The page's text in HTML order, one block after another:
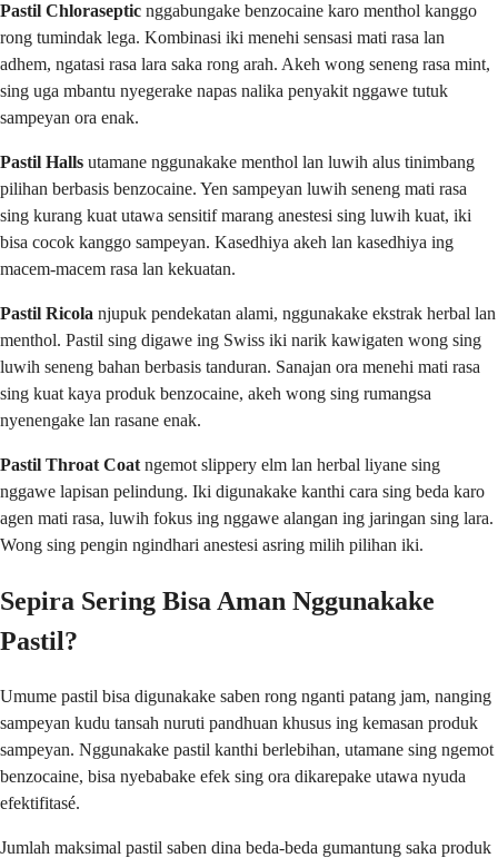
Pastil Chloraseptic nggabungake benzocaine karo menthol kanggo
rong tumindak lega. Kombinasi iki menehi sensasi mati rasa lan
adhem, ngatasi rasa lara saka rong arah. Akeh wong seneng rasa mint,
sing uga mbantu nyegerake napas nalika penyakit nggawe tutuk
sampeyan ora enak.
Pastil Halls utamane nggunakake menthol lan luwih alus tinimbang
pilihan berbasis benzocaine. Yen sampeyan luwih seneng mati rasa
sing kurang kuat utawa sensitif marang anestesi sing luwih kuat, iki
bisa cocok kanggo sampeyan. Kasedhiya akeh lan kasedhiya ing
macem-macem rasa lan kekuatan.
Pastil Ricola njupuk pendekatan alami, nggunakake ekstrak herbal lan
menthol. Pastil sing digawe ing Swiss iki narik kawigaten wong sing
luwih seneng bahan berbasis tanduran. Sanajan ora menehi mati rasa
sing kuat kaya produk benzocaine, akeh wong sing rumangsa
nyenengake lan rasane enak.
Pastil Throat Coat ngemot slippery elm lan herbal liyane sing
nggawe lapisan pelindung. Iki digunakake kanthi cara sing beda karo
agen mati rasa, luwih fokus ing nggawe alangan ing jaringan sing lara.
Wong sing pengin ngindhari anestesi asring milih pilihan iki.
Sepira Sering Bisa Aman Nggunakake
Pastil?
Umume pastil bisa digunakake saben rong nganti patang jam, nanging
sampeyan kudu tansah nuruti pandhuan khusus ing kemasan produk
sampeyan. Nggunakake pastil kanthi berlebihan, utamane sing ngemot
benzocaine, bisa nyebabake efek sing ora dikarepake utawa nyuda
efektifitasé.
Jumlah maksimal pastil saben dina beda-beda gumantung saka produk